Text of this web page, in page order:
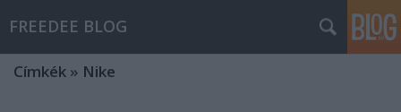
FREEDEE BLOG
Címkék » Nike